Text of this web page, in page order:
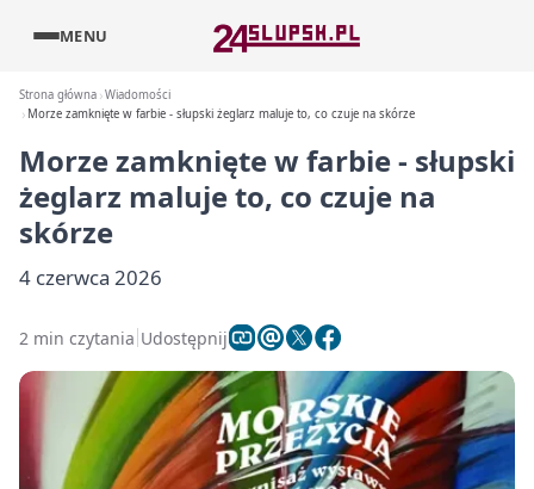
MENU
Strona główna Wiadomości
Morze zamknięte w farbie - słupski żeglarz maluje to, co czuje na skórze
Morze zamknięte w farbie - słupski
żeglarz maluje to, co czuje na
skórze
4 czerwca 2026
2 min czytania Udostępnij